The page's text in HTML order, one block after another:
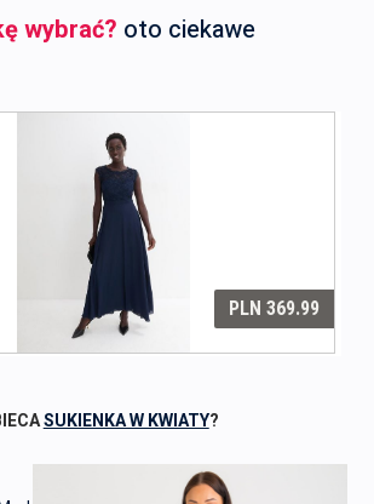
wybrać? oto ciekawe
SUKIENKA W KWIATY?